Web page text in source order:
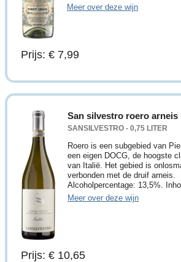
Meer over deze wijn
Prijs: € 7,99
San silvestro roero arneis
SANSILVESTRO - 0,75 LITER
Roero is een subgebied van
een eigen DOCG, de hoogste
van Italië. Het gebied is
verbonden met de druif arneis.
Alcoholpercentage: 13,5%.
Meer over deze wijn
Prijs: € 10,65